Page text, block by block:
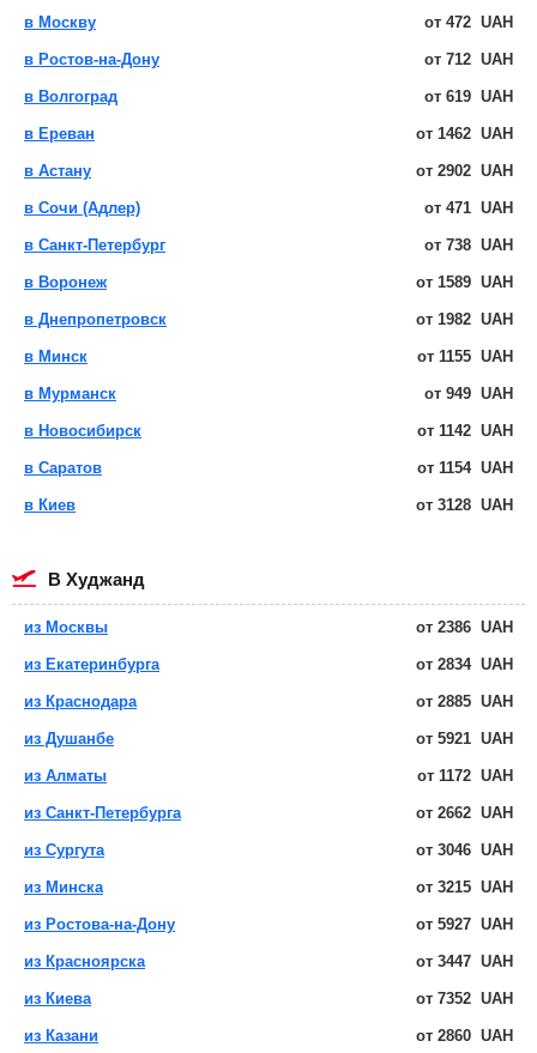
в Москву от 472 UAH
в Ростов-на-Дону от 712 UAH
в Волгоград от 619 UAH
в Ереван от 1462 UAH
в Астану от 2902 UAH
в Сочи (Адлер) от 471 UAH
в Санкт-Петербург от 738 UAH
в Воронеж от 1589 UAH
в Днепропетровск от 1982 UAH
в Минск от 1155 UAH
в Мурманск от 949 UAH
в Новосибирск от 1142 UAH
в Саратов от 1154 UAH
в Киев от 3128 UAH
в Худжанд
из Москвы от 2386 UAH
из Екатеринбурга от 2834 UAH
из Краснодара от 2885 UAH
из Душанбе от 5921 UAH
из Алматы от 1172 UAH
из Санкт-Петербурга от 2662 UAH
из Сургута от 3046 UAH
из Минска от 3215 UAH
из Ростова-на-Дону от 5927 UAH
из Красноярска от 3447 UAH
из Киева от 7352 UAH
из Казани от 2860 UAH